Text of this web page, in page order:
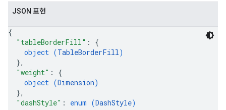
JSON 표현
{
"tableBorderFill" : {
object (TableBorderFill)
},
"weight" : {
object (Dimension)
},
"dashStyle" : enum (DashStyle)